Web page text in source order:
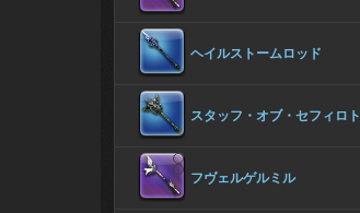
ヘイルストームロッド
スタッフ・オブ・セフィロト
フヴェルゲルミル